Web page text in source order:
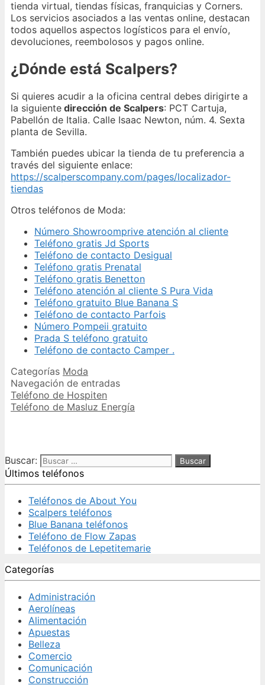
tienda virtual, tiendas físicas, franquicias y Corners.
Los servicios asociados a las ventas online, destacan
todos aquellos aspectos logísticos para el envío,
devoluciones, reembolosos y pagos online.
¿Dónde está Scalpers?
Si quieres acudir a la oficina central debes dirigirte a
la siguiente dirección de Scalpers: PCT Cartuja,
Pabellón de Italia. Calle Isaac Newton, núm. 4. Sexta
planta de Sevilla.
También puedes ubicar la tienda de tu preferencia a
través del siguiente enlace:
https://scalperscompany.com/pages/localizador-
tiendas
Otros teléfonos de Moda:
Número Showroomprive atención al cliente
Teléfono gratis Jd Sports
Teléfono de contacto Desigual
Teléfono gratis Prenatal
Teléfono gratis Benetton
Teléfono atención al cliente S Pura Vida
Teléfono gratuito Blue Banana S
Teléfono de contacto Parfois
Número Pompeii gratuito
Prada S teléfono gratuito
Teléfono de contacto Camper .
Categorías Moda
Navegación de entradas
Teléfono de Hospiten
Teléfono de Masluz Energía
Buscar:
Últimos teléfonos
Teléfonos de About You
Scalpers teléfonos
Blue Banana teléfonos
Teléfono de Flow Zapas
Teléfonos de Lepetitemarie
Categorías
Administración
Aerolíneas
Alimentación
Apuestas
Belleza
Comercio
Comunicación
Construcción